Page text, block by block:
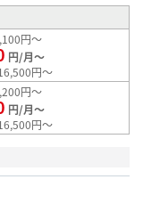
円～
円/月～
円～
円～
円/月～
円～